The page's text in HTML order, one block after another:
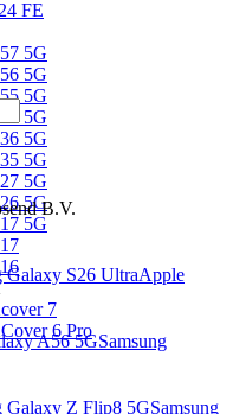
FE
5G
5G
5G
5G
5G
5G
5G
5G
5G
7
6 Pro
B.V.
Galaxy S26 UltraApple
A56 5GSamsung
Galaxy Z Flip8 5GSamsung